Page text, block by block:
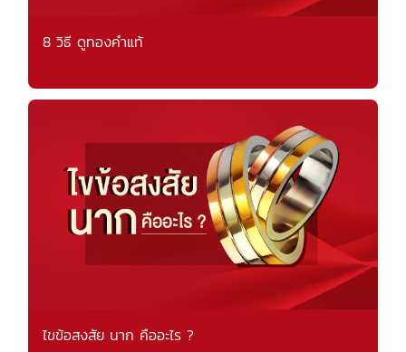
8 วิธี ดูทองคำแท้
ไขข้อสงสัย นาก คืออะไร ?